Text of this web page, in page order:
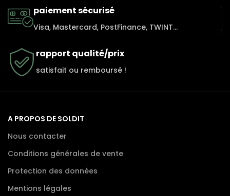
paiement sécurisé
Visa, Mastercard, PostFinance, TWINT...
rapport qualité/prix
satisfait ou remboursé !
A PROPOS DE SOLDIT
Nous contacter
Conditions générales de vente
Protection des données
Mentions légales